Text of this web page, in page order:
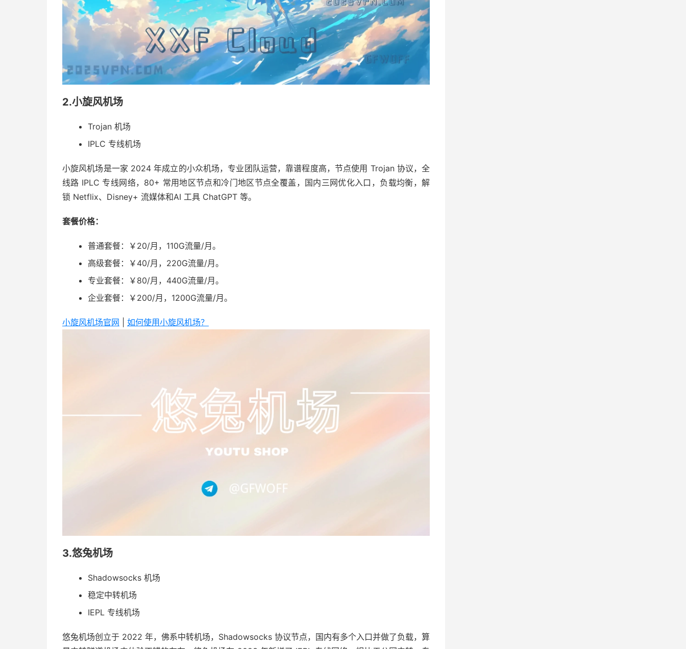
2.小旋风机场
Trojan 机场
IPLC 专线机场
小旋风机场是一家 2024 年成立的小众机场，专业团队运营，靠谱程度高，节点使用 Trojan 协议，全
线路 IPLC 专线网络，80+ 常用地区节点和冷门地区节点全覆盖，国内三网优化入口，负载均衡，解
锁 Netflix、Disney+ 流媒体和AI 工具 ChatGPT 等。
套餐价格：
普通套餐：￥20/月，110G流量/月。
高级套餐：￥40/月，220G流量/月。
专业套餐：￥80/月，440G流量/月。
企业套餐：￥200/月，1200G流量/月。
小旋风机场官网 如何使用小旋风机场？
3.悠兔机场
Shadowsocks 机场
稳定中转机场
IEPL 专线机场
悠兔机场创立于 2022 年，佛系中转机场，Shadowsocks 协议节点，国内有多个入口并做了负载，算